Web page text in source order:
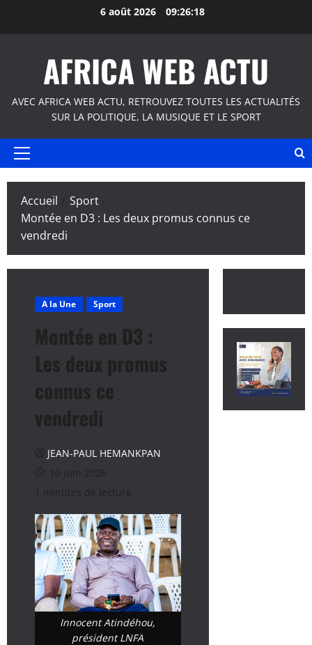
6 août 2026 09:26:19
AFRICA WEB ACTU
AVEC AFRICA WEB ACTU, RETROUVEZ TOUTES LES ACTUALITÉS
SUR LA POLITIQUE, LA MUSIQUE ET LE SPORT
Menu
Accueil
Sport
Montée en D3 : Les deux promus connus ce
vendredi
A la Une Sport
Montée en D3 :
Les deux promus
connus ce
vendredi
JEAN-PAUL HEMANKPAN
10 juin 2026
1 minutes de lecture
Innocent Atindéhou,
président LNFA